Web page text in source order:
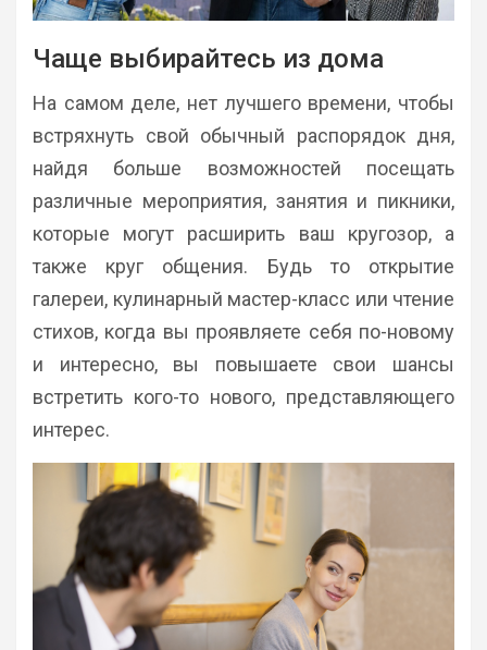
Чаще выбирайтесь из дома
На самом деле, нет лучшего времени, чтобы
встряхнуть свой обычный распорядок дня,
найдя больше возможностей посещать
различные мероприятия, занятия и пикники,
которые могут расширить ваш кругозор, а
также круг общения. Будь то открытие
галереи, кулинарный мастер-класс или чтение
стихов, когда вы проявляете себя по-новому
и интересно, вы повышаете свои шансы
встретить кого-то нового, представляющего
интерес.